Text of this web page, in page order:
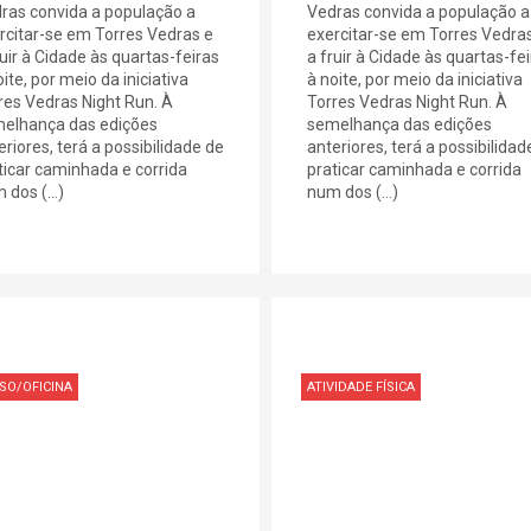
convida a população a
se em Torres Vedras e
à Cidade às quartas-feiras
por meio da iniciativa
Vedras Night Run. À
das edições
terá a possibilidade de
caminhada e corrida
dos (...)
Vedras convida a população a
exercitar-se em Torres
a fruir à Cidade às quartas-
à noite, por meio da iniciativa
Torres Vedras Night Run. À
semelhança das edições
anteriores, terá a
praticar caminhada e corrida
num dos (...)
OFICINA ATIVIDADE FÍSICA